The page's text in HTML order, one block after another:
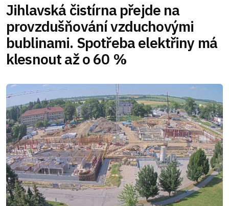
Jihlavská čistírna přejde na
provzdušňování vzduchovými
bublinami. Spotřeba elektřiny má
klesnout až o 60 %